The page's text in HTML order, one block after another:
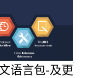
语言包-及更